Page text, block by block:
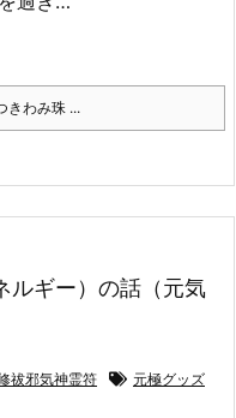
きわみ珠 ...
ルギー）の話（元気
祓邪気神霊符 元極グッズ